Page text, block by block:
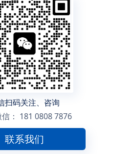
扫码关注、咨询
： 181 0808 7876
联系我们